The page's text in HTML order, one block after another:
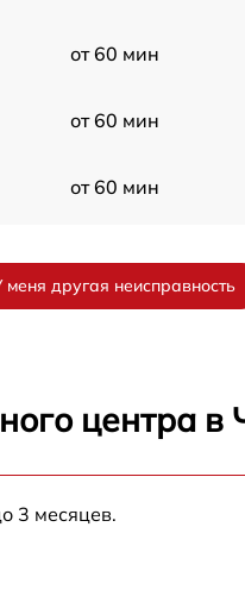
от 60 мин
от 60 мин
от 60 мин
меня другая неисправность
центра в
3 месяцев.